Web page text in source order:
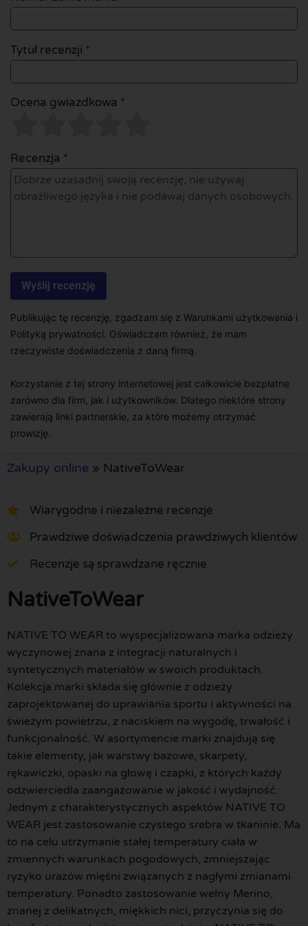
Tytuł recenzji *
Ocena gwiazdkowa *
Recenzja *
Publikując tę recenzję, zgadzam się z Warunkami użytkowania i
Polityką prywatności. Oświadczam również, że mam
rzeczywiste doświadczenia z daną firmą.
Korzystanie z tej strony internetowej jest całkowicie bezpłatne
zarówno dla firm, jak i użytkowników. Dlatego niektóre strony
zawierają linki partnerskie, za które możemy otrzymać
prowizję.
Zakupy online » NativeToWear
Wiarygodne i niezależne recenzje
Prawdziwe doświadczenia prawdziwych klientów
Recenzje są sprawdzane ręcznie
NativeToWear
NATIVE TO WEAR to wyspecjalizowana marka odzieży
wyczynowej znana z integracji naturalnych i
syntetycznych materiałów w swoich produktach.
Kolekcja marki składa się głównie z odzieży
zaprojektowanej do uprawiania sportu i aktywności na
świeżym powietrzu, z naciskiem na wygodę, trwałość i
funkcjonalność. W asortymencie marki znajdują się
takie elementy, jak warstwy bazowe, skarpety,
rękawiczki, opaski na głowę i czapki, z których każdy
odzwierciedla zaangażowanie w jakość i wydajność.
Jednym z charakterystycznych aspektów NATIVE TO
WEAR jest zastosowanie czystego srebra w tkaninie. Ma
to na celu utrzymanie stałej temperatury ciała w
zmiennych warunkach pogodowych, zmniejszając
ryzyko urazów mięśni związanych z nagłymi zmianami
temperatury. Ponadto zastosowanie wełny Merino,
znanej z delikatnych, miękkich nici, przyczynia się do